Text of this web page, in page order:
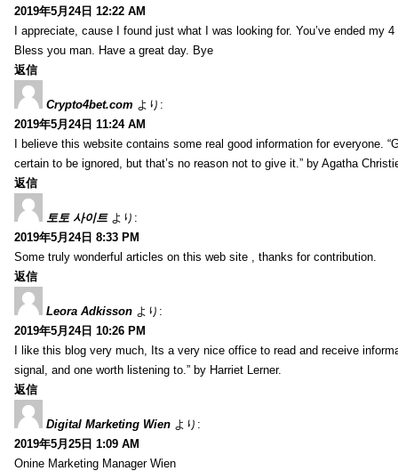
2019年5月24日 12:22 AM
I appreciate, cause I found just what I was looking for. You’ve ended my
Bless you man. Have a great day. Bye
返信
Crypto4bet.com より:
2019年5月24日 11:24 AM
I believe this website contains some real good information for everyone.
certain to be ignored, but that’s no reason not to give it.” by Agatha
返信
토토 사이트 より:
2019年5月24日 8:33 PM
Some truly wonderful articles on this web site , thanks for contribution.
返信
Leora Adkisson より:
2019年5月24日 10:26 PM
I like this blog very much, Its a very nice office to read and receive
signal, and one worth listening to.” by Harriet Lerner.
返信
Digital Marketing Wien より:
2019年5月25日 1:09 AM
Onine Marketing Manager Wien